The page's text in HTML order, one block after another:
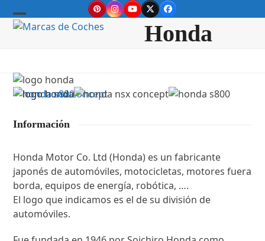
to
PinterestInstagram
YouTube
TwitterFacebook
Open
Close
Honda
Información
Honda Motor Co. Ltd (Honda) es un fabricante
japonés de automóviles, motocicletas, motores fuera
borda, equipos de energía, robótica, ….
El logo que indicamos es el de su división de
automóviles.